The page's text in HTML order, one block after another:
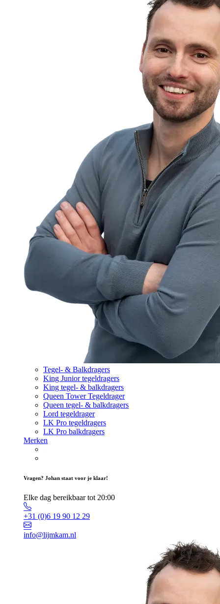
Tegel- & Balkdragers
King Junior tegeldragers
King tegel- & balkdragers
Queen Tower Tegeldrager
Queen tegel- & balkdragers
Lord tegeldrager
LK Pro tegeldragers
LK Pro balkdragers
Merken
Vragen? Johan staat voor je klaar!
Elke dag bereikbaar tot 20:00
+31 (0)6 19 90 12 29
info@lijmkam.nl